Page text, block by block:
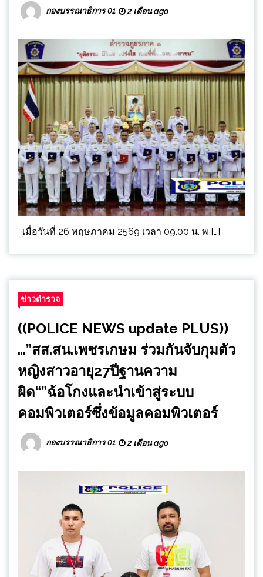
กองบรรณาธิการ 01 2 เดือน ago
เมื่อวันที่ 26 พฤษภาคม 2569 เวลา 09.00 น. พ […]
ข่าวตำรวจ
((POLICE NEWS update PLUS))
…”สส.สน.เพชรเกษม ร่วมกันจับกุมตัว
หญิงสาวอายุ27ปีฐานความ
ผิด“”ฉ้อโกงและนำเข้าสู่ระบบ
คอมพิวเตอร์ซึ่งข้อมูลคอมพิวเตอร์
กองบรรณาธิการ 01 2 เดือน ago